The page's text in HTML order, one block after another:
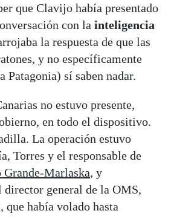
que Clavijo había presentado
con la inteligencia
la respuesta de que las
y no específicamente
Patagonia) sí saben nadar.
no estuvo presente,
en todo el dispositivo.
La operación estuvo
Torres y el responsable de
Grande-Marlaska, y
director general de la OMS,
, que había volado hasta